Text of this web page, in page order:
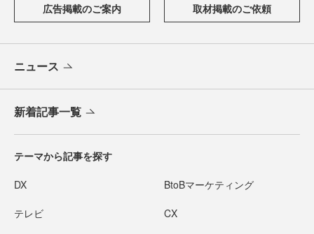
広告掲載のご案内 取材掲載のご依頼
ニュース
新着記事一覧
テーマから記事を探す
DX BtoBマーケティング
テレビ CX